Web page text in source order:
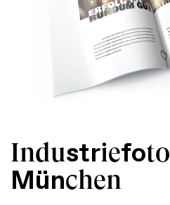
Industriefoto
München